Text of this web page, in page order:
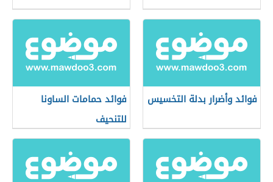
فوائد وأضرار بدلة التخسيس
فوائد حمامات الساونا
للتنحيف